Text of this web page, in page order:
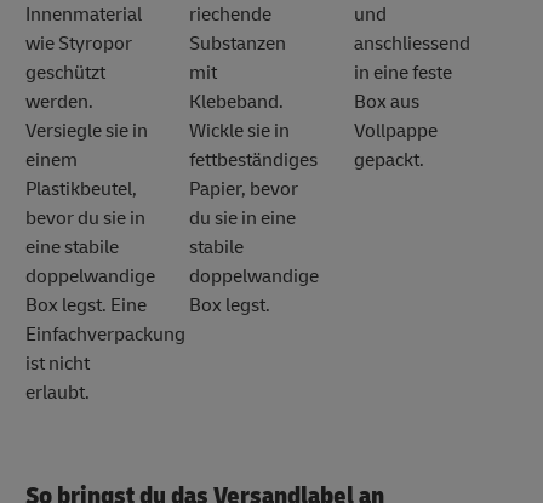
Innenmaterial
wie Styropor
geschützt
werden.
Versiegle sie in
einem
Plastikbeutel,
bevor du sie in
eine stabile
doppelwandige
Box legst. Eine
Einfachverpackung
ist nicht
erlaubt.
riechende
Substanzen
mit
Klebeband.
Wickle sie in
fettbeständiges
Papier, bevor
du sie in eine
stabile
doppelwandige
Box legst.
und
anschliessend
in eine feste
Box aus
Vollpappe
gepackt.